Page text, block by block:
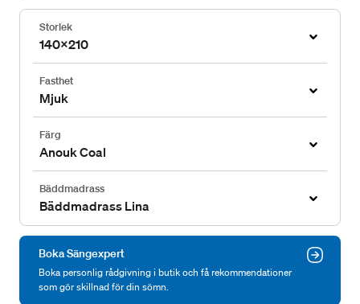
Storlek
140x210
Fasthet
Mjuk
Färg
Anouk Coal
Bäddmadrass
Bäddmadrass Lina
Boka Sängexpert
Boka personlig rådgivning i butik och få rekommendationer
som gör skillnad för din sömn.